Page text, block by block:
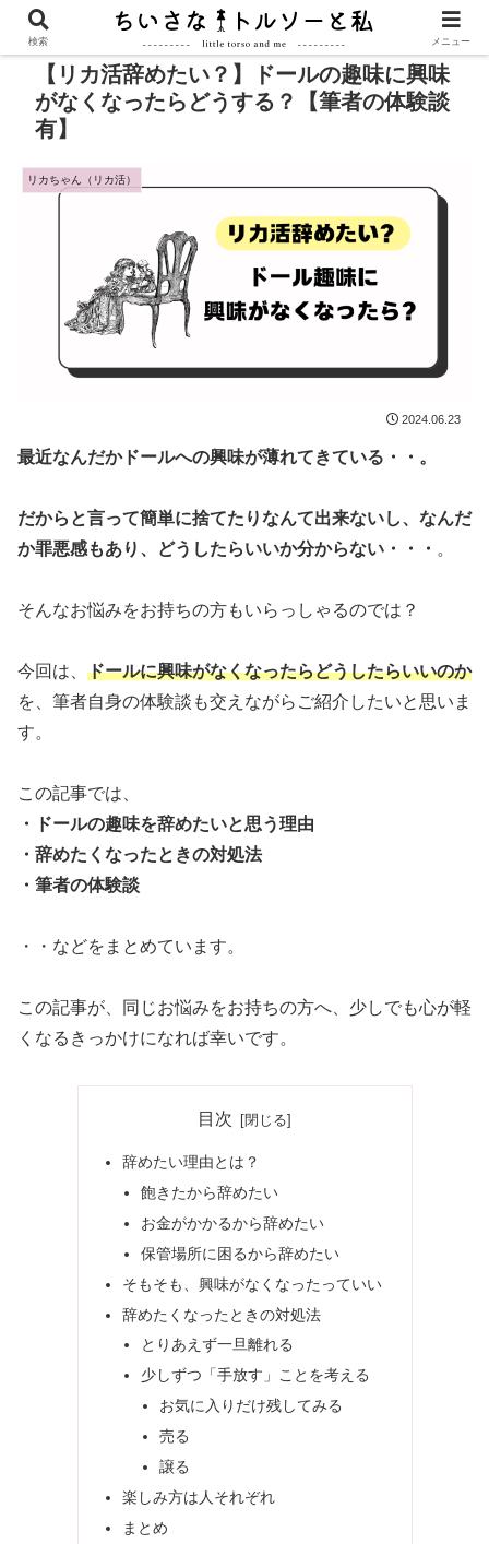
PR
【リカ活辞めたい？】ドールの趣味に興味
がなくなったらどうする？【筆者の体験談
有】
リカちゃん（リカ活）
2024.06.23
最近なんだかドールへの興味が薄れてきている・・。
だからと言って簡単に捨てたりなんて出来ないし、なんだ
か罪悪感もあり、どうしたらいいか分からない・・・ 。
そんなお悩みをお持ちの方もいらっしゃるのでは？
今回は、 ドールに興味がなくなったらどうしたらいいのか
を、筆者自身の体験談も交えながらご紹介したいと思いま
す。
この記事では、
・ドールの趣味を辞めたいと思う理由
・辞めたくなったときの対処法
・筆者の体験談
・・などをまとめています。
この記事が、同じお悩みをお持ちの方へ、少しでも心が軽
くなるきっかけになれば幸いです。
目次
辞めたい理由とは？
飽きたから辞めたい
お金がかかるから辞めたい
保管場所に困るから辞めたい
そもそも、興味がなくなったっていい
辞めたくなったときの対処法
とりあえず一旦離れる
少しずつ「手放す」ことを考える
お気に入りだけ残してみる
売る
譲る
楽しみ方は人それぞれ
まとめ
検索 メニュー